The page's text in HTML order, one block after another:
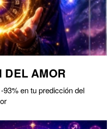
DEL AMOR
en tu predicción del